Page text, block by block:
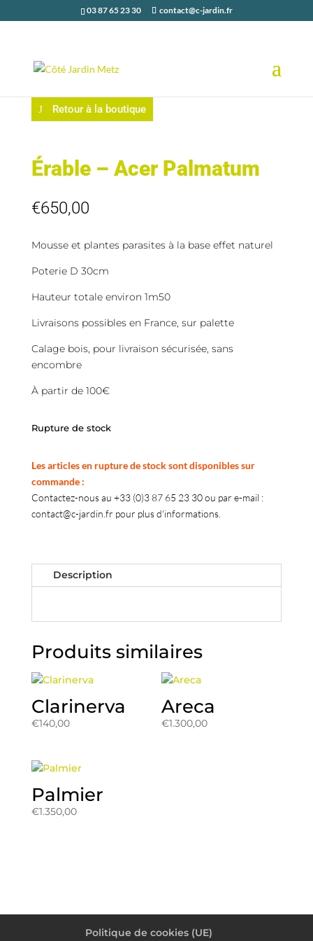
03 87 65 23 30 contact@c-jardin.fr
Retour à la boutique
Érable – Acer Palmatum
€650,00
Mousse et plantes parasites à la base effet naturel
Poterie D 30cm
Hauteur totale environ 1m50
Livraisons possibles en France, sur palette
Calage bois, pour livraison sécurisée, sans
encombre
À partir de 100€
Rupture de stock
Les articles en rupture de stock sont disponibles sur
commande :
Contactez-nous au +33 (0)3 87 65 23 30 ou par e-mail :
contact@c-jardin.fr pour plus d'informations.
Description
Produits similaires
Clarinerva
€140,00
Areca
€1.300,00
Palmier
€1.350,00
Politique de cookies (UE)